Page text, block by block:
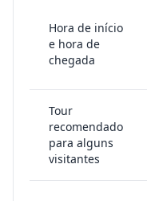
Hora de início
e hora de
chegada
Tour
recomendado
para alguns
visitantes